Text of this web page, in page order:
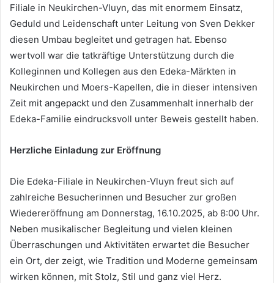
Filiale in Neukirchen-Vluyn, das mit enormem Einsatz,
Geduld und Leidenschaft unter Leitung von Sven Dekker
diesen Umbau begleitet und getragen hat. Ebenso
wertvoll war die tatkräftige Unterstützung durch die
Kolleginnen und Kollegen aus den Edeka-Märkten in
Neukirchen und Moers-Kapellen, die in dieser intensiven
Zeit mit angepackt und den Zusammenhalt innerhalb der
Edeka-Familie eindrucksvoll unter Beweis gestellt haben.
Herzliche Einladung zur Eröffnung
Die Edeka-Filiale in Neukirchen-Vluyn freut sich auf
zahlreiche Besucherinnen und Besucher zur großen
Wiedereröffnung am Donnerstag, 16.10.2025, ab 8:00 Uhr.
Neben musikalischer Begleitung und vielen kleinen
Überraschungen und Aktivitäten erwartet die Besucher
ein Ort, der zeigt, wie Tradition und Moderne gemeinsam
wirken können, mit Stolz, Stil und ganz viel Herz.